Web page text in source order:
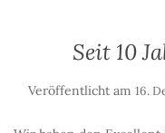
Seit 10
Veröffentlicht am 16.